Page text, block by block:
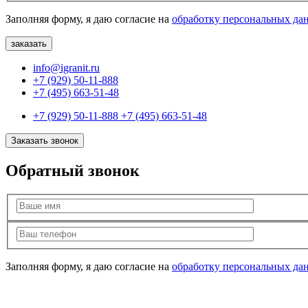
Заполняя форму, я даю согласие на обработку персональных
info@igranit.ru
+7 (929) 50-11-888
+7 (495) 663-51-48
+7 (929) 50-11-888 +7 (495) 663-51-48
Заказать звонок
Обратный звонок
Заполняя форму, я даю согласие на обработку персональных